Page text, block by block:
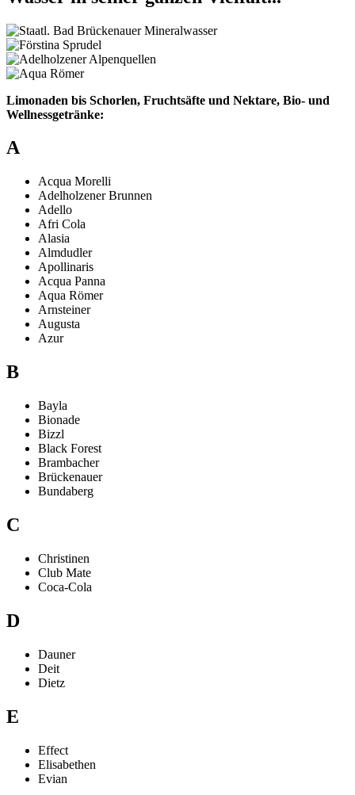
Limonaden bis Schorlen, Fruchtsäfte und Nektare, Bio- und
Wellnessgetränke:
A
Acqua Morelli
Adelholzener Brunnen
Adello
Afri Cola
Alasia
Almdudler
Apollinaris
Acqua Panna
Aqua Römer
Arnsteiner
Augusta
Azur
B
Bayla
Bionade
Bizzl
Black Forest
Brambacher
Brückenauer
Bundaberg
C
Christinen
Club Mate
Coca-Cola
D
Dauner
Deit
Dietz
E
Effect
Elisabethen
Evian